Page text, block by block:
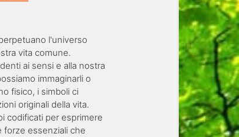
l'universo
vita comune.
ai sensi e alla nostra
immaginarli o
fisico, i simboli ci
originali della vita.
codificati per esprimere
forze essenziali che